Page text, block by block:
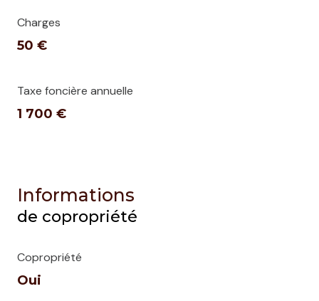
Charges
50 €
Taxe foncière annuelle
1 700 €
Informations
de copropriété
Copropriété
Oui